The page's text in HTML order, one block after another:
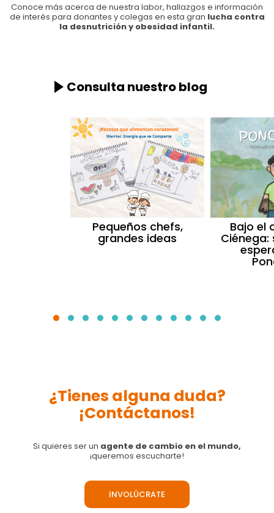
Conoce más acerca de nuestra labor, hallazgos e información
de interés para donantes y colegas en esta gran lucha contra
la desnutrición y obesidad infantil.
Consulta nuestro blog
Pequeños chefs,
grandes ideas
Bajo el
Ciénega:
¿Tienes alguna duda?
¡Contáctanos!
Si quieres ser un agente de cambio en el mundo,
¡queremos escucharte!
INVOLÚCRATE